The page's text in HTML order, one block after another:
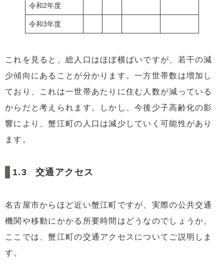
令和2年度
令和3年度
これを見ると、総人口はほぼ横ばいですが、若干の減
少傾向にあることが分かります。一方世帯数は増加し
ており、これは一世帯あたりに住む人数が減っている
からだと考えられます。しかし、今後少子高齢化の影
響により、蟹江町の人口は減少していく可能性があり
ます。
交通アクセス
名古屋市からほど近い蟹江町ですが、実際の公共交通
機関や移動にかかる所要時間はどうなのでしょうか。
ここでは、蟹江町の交通アクセスについてご説明しま
す。